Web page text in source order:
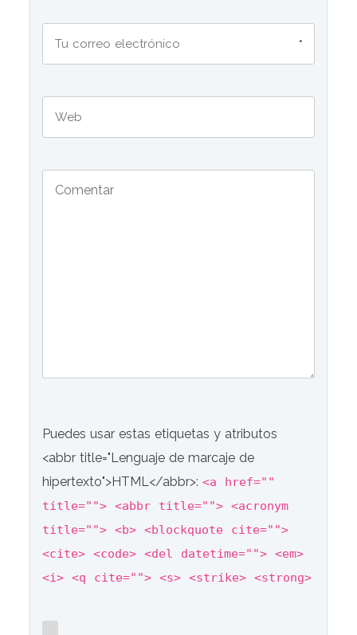
*
Puedes usar estas etiquetas y atributos
<abbr title="Lenguaje de marcaje de
hipertexto">HTML</abbr>:<a href=""
title=""> <abbr title=""> <acronym
title=""> <b> <blockquote cite="">
<cite> <code> <del datetime=""> <em>
<i> <q cite=""> <s> <strike> <strong>